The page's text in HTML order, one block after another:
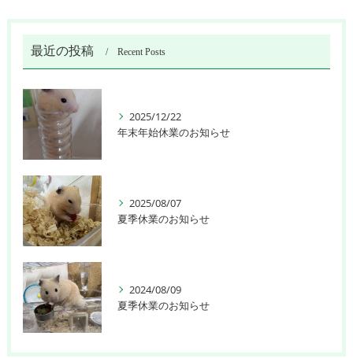
最近の投稿 Recent Posts
2025/12/22
年末年始休業のお知らせ
2025/08/07
夏季休業のお知らせ
2024/08/09
夏季休業のお知らせ